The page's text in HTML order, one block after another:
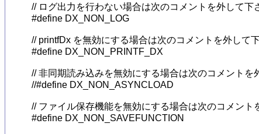
// ログ出力を行わない場合は次のコメントを外して下
#define DX_NON_LOG
// printfDx を無効にする場合は次のコメントを外して
#define DX_NON_PRINTF_DX
// 非同期読み込みを無効にする場合は次のコメントを
//#define DX_NON_ASYNCLOAD
// ファイル保存機能を無効にする場合は次のコメント
#define DX_NON_SAVEFUNCTION